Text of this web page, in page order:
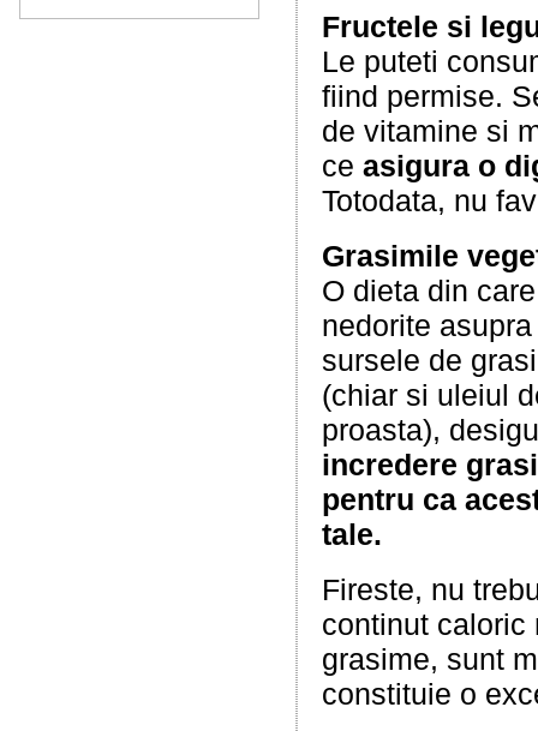
Fructele si
Le puteti
fiind permise.
de vitamine si
ce asigura o
Totodata, nu
Grasimile
O dieta din
nedorite
sursele de
(chiar si uleiul
proasta),
incredere
pentru ca
tale.
Fireste, nu
continut caloric
grasime, sunt
constituie o